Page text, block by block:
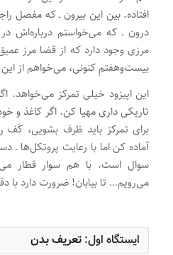
افتاده. بین این بیرون ـ که مفصل
درون ـ که می‌خواستم درباره‌اش
مرزی وجود دارد که از قضا مرز
بیست‌وهفتمِ کنونی، می‌خواهم از این
این اپیزود خیلی تمرکز می‌خواهد.
تاریکی داری مهیا کن. اگر کاغذ و
برای تمرکز باید ظرف بشویی،
آماده کن اما با رعایت پروتکل‌ها ـ
سوال است. با هم سوار قطار
می‌رویم… تا بیابان! ضرورت دارد با
ایستگاه اول: تعریف بدن